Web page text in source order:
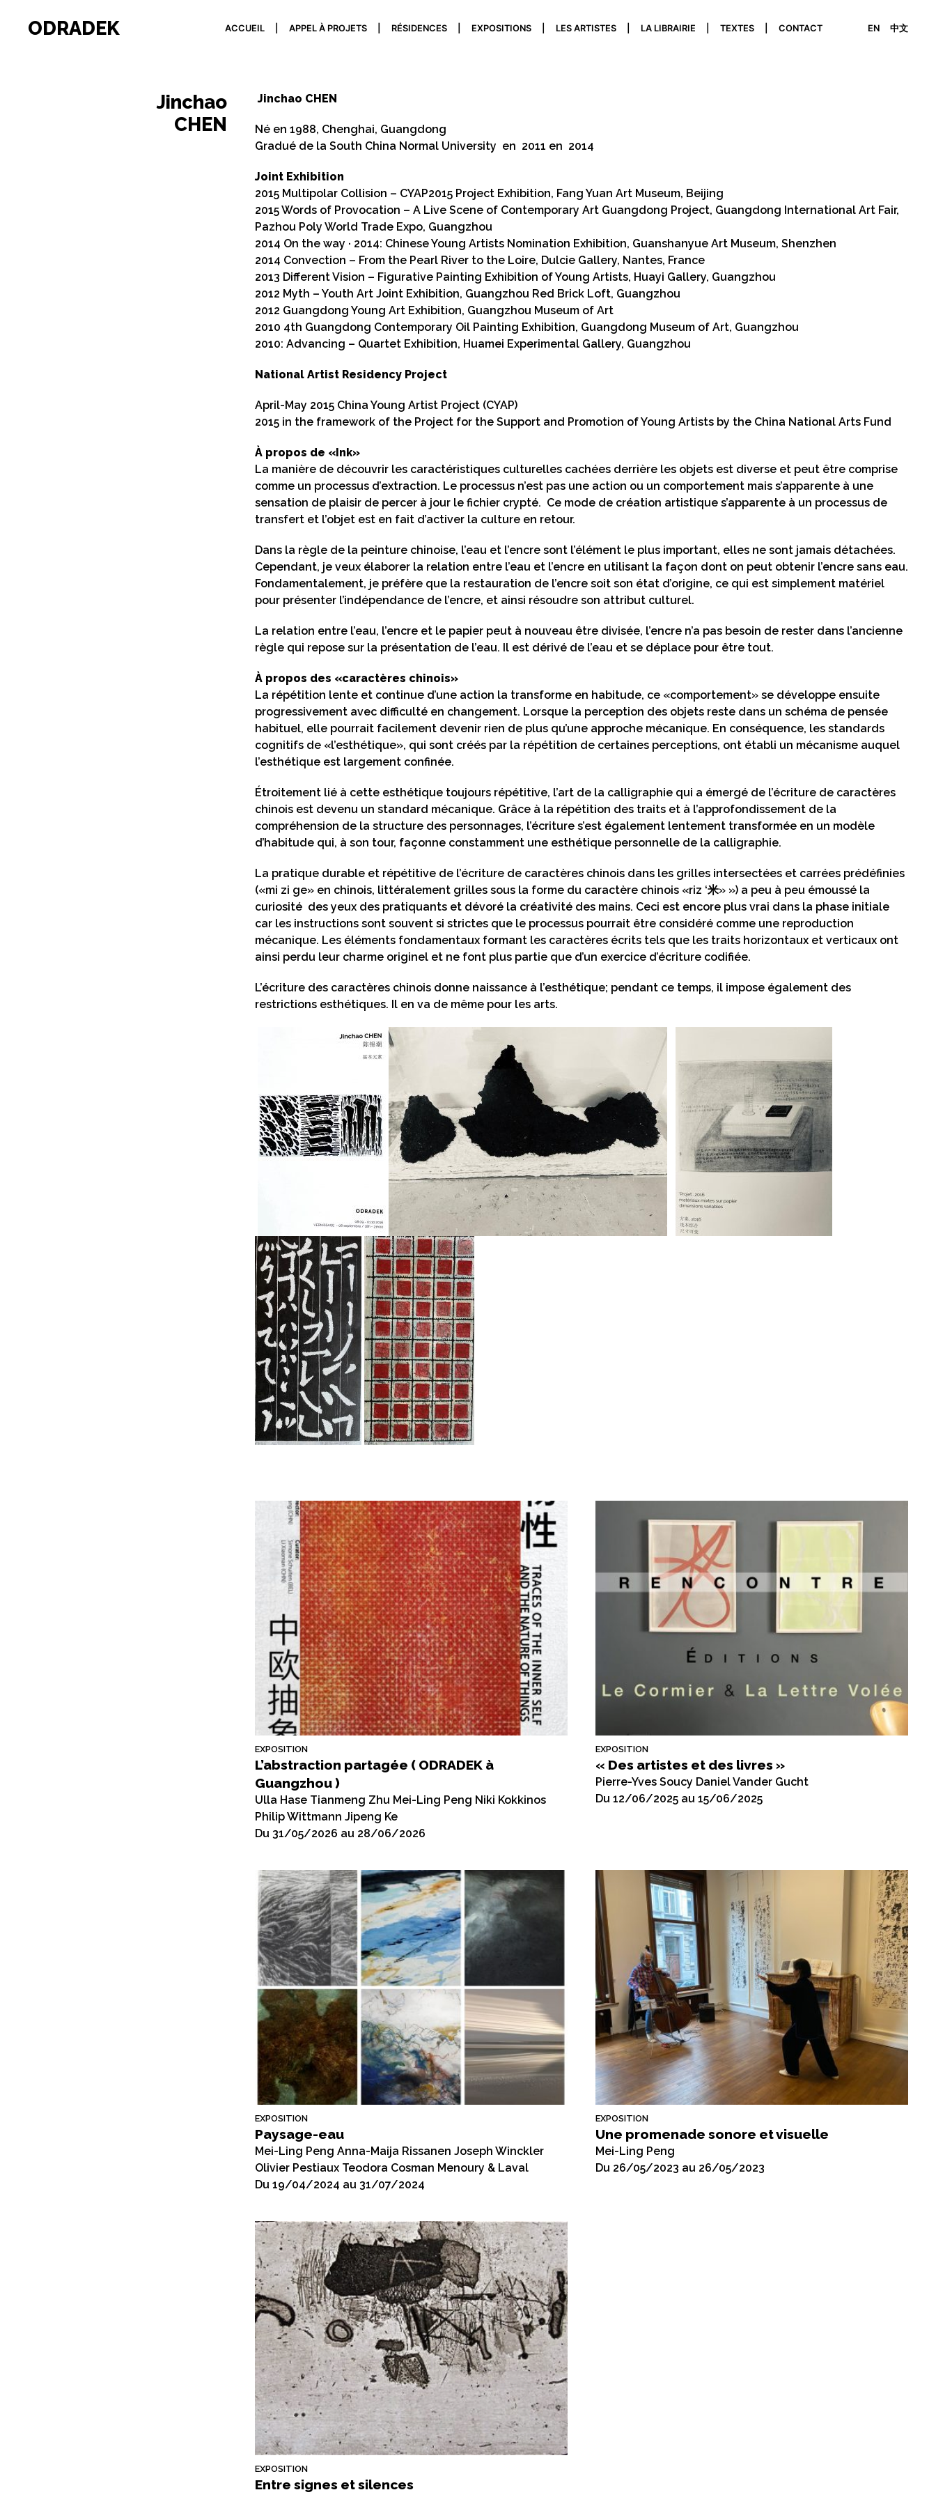
ODRADEK ACCUEIL APPEL À PROJETS RÉSIDENCES EXPOSITIONS LES ARTISTES LA LIBRAIRIE TEXTES CONTACT EN 中文
Jinchao
CHEN
Jinchao CHEN
Né en 1988, Chenghai, Guangdong
Gradué de la South China Normal University en 2011 en 2014
Joint Exhibition
2015 Multipolar Collision – CYAP2015 Project Exhibition, Fang Yuan Art Museum, Beijing
2015 Words of Provocation – A Live Scene of Contemporary Art Guangdong Project, Guangdong International Art Fair,
Pazhou Poly World Trade Expo, Guangzhou
2014 On the way · 2014: Chinese Young Artists Nomination Exhibition, Guanshanyue Art Museum, Shenzhen
2014 Convection – From the Pearl River to the Loire, Dulcie Gallery, Nantes, France
2013 Different Vision – Figurative Painting Exhibition of Young Artists, Huayi Gallery, Guangzhou
2012 Myth – Youth Art Joint Exhibition, Guangzhou Red Brick Loft, Guangzhou
2012 Guangdong Young Art Exhibition, Guangzhou Museum of Art
2010 4th Guangdong Contemporary Oil Painting Exhibition, Guangdong Museum of Art, Guangzhou
2010: Advancing – Quartet Exhibition, Huamei Experimental Gallery, Guangzhou
National Artist Residency Project
April-May 2015 China Young Artist Project (CYAP)
2015 in the framework of the Project for the Support and Promotion of Young Artists by the China National Arts Fund
À propos de «Ink»
La manière de découvrir les caractéristiques culturelles cachées derrière les objets est diverse et peut être comprise
comme un processus d’extraction. Le processus n’est pas une action ou un comportement mais s’apparente à une
sensation de plaisir de percer à jour le fichier crypté. Ce mode de création artistique s’apparente à un processus de
transfert et l’objet est en fait d’activer la culture en retour.
Dans la règle de la peinture chinoise, l’eau et l’encre sont l’élément le plus important, elles ne sont jamais détachées.
Cependant, je veux élaborer la relation entre l’eau et l’encre en utilisant la façon dont on peut obtenir l’encre sans eau.
Fondamentalement, je préfère que la restauration de l’encre soit son état d’origine, ce qui est simplement matériel
pour présenter l’indépendance de l’encre, et ainsi résoudre son attribut culturel.
La relation entre l’eau, l’encre et le papier peut à nouveau être divisée, l’encre n’a pas besoin de rester dans l’ancienne
règle qui repose sur la présentation de l’eau. Il est dérivé de l’eau et se déplace pour être tout.
À propos des «caractères chinois»
La répétition lente et continue d’une action la transforme en habitude, ce «comportement» se développe ensuite
progressivement avec difficulté en changement. Lorsque la perception des objets reste dans un schéma de pensée
habituel, elle pourrait facilement devenir rien de plus qu’une approche mécanique. En conséquence, les standards
cognitifs de «l’esthétique», qui sont créés par la répétition de certaines perceptions, ont établi un mécanisme auquel
l’esthétique est largement confinée.
Étroitement lié à cette esthétique toujours répétitive, l’art de la calligraphie qui a émergé de l’écriture de caractères
chinois est devenu un standard mécanique. Grâce à la répétition des traits et à l’approfondissement de la
compréhension de la structure des personnages, l’écriture s’est également lentement transformée en un modèle
d’habitude qui, à son tour, façonne constamment une esthétique personnelle de la calligraphie.
La pratique durable et répétitive de l’écriture de caractères chinois dans les grilles intersectées et carrées prédéfinies
(«mi zi ge» en chinois, littéralement grilles sous la forme du caractère chinois «riz ‘米» ») a peu à peu émoussé la
curiosité des yeux des pratiquants et dévoré la créativité des mains. Ceci est encore plus vrai dans la phase initiale
car les instructions sont souvent si strictes que le processus pourrait être considéré comme une reproduction
mécanique. Les éléments fondamentaux formant les caractères écrits tels que les traits horizontaux et verticaux ont
ainsi perdu leur charme originel et ne font plus partie que d’un exercice d’écriture codifiée.
L’écriture des caractères chinois donne naissance à l’esthétique; pendant ce temps, il impose également des
restrictions esthétiques. Il en va de même pour les arts.
EXPOSITION
L’abstraction partagée ( ODRADEK à
Guangzhou )
Ulla Hase Tianmeng Zhu Mei-Ling Peng Niki Kokkinos
Philip Wittmann Jipeng Ke
Du 31/05/2026 au 28/06/2026
EXPOSITION
« Des artistes et des livres »
Pierre-Yves Soucy Daniel Vander Gucht
Du 12/06/2025 au 15/06/2025
EXPOSITION
Paysage-eau
Mei-Ling Peng Anna-Maija Rissanen Joseph Winckler
Olivier Pestiaux Teodora Cosman Menoury & Laval
Du 19/04/2024 au 31/07/2024
EXPOSITION
Une promenade sonore et visuelle
Mei-Ling Peng
Du 26/05/2023 au 26/05/2023
EXPOSITION
Entre signes et silences